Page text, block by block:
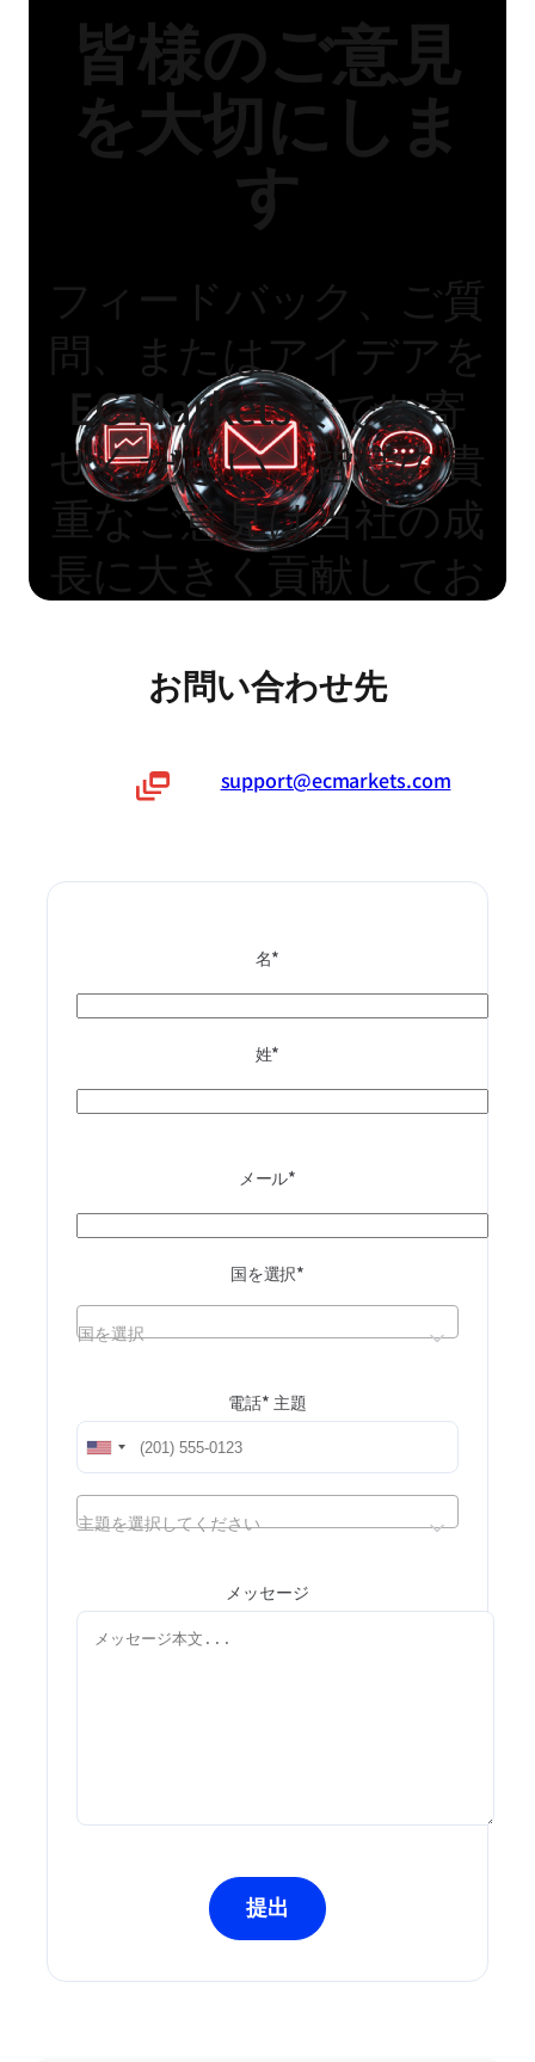
皆様のご意見
を大切にしま
す
フィードバック、ご質
問、またはアイデアを
EC Marketsまでお寄
せください。皆様の貴
重なご意見は当社の成
長に大きく貢献してお
共に歩みながらサービ
ます。
お問い合わせ先
support@ecmarkets.com
名*
姓*
メール*
国を選択*
国を選択
電話* 主題
主題を選択してください
メッセージ